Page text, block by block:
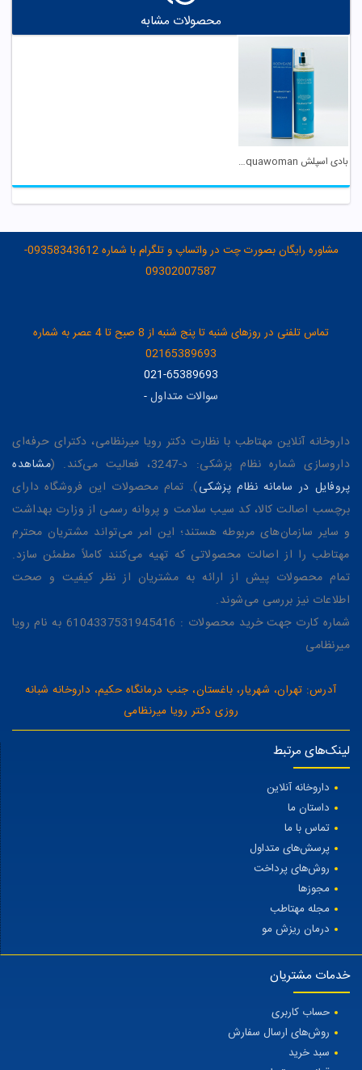
محصولات مشابه
بادی اسپلش Aquawoman بادی کر
مشاوره رایگان بصورت چت در واتساپ و تلگرام با شماره 09358343612-
09302007587
تماس تلفنی در روزهای شنبه تا پنج شنبه از 8 صبح تا 4 عصر به شماره
02165389693
021-65389693
سوالات متداول-
داروخانه آنلاین مهتاطب با نظارت دکتر رویا میرنظامی، دکترای حرفه‌ای
داروسازی شماره نظام پزشکی: د-3247، فعالیت می‌کند. (
مشاهده
پروفایل در سامانه نظام پزشکی). تمام محصولات این فروشگاه دارای
برچسب اصالت کالا، کد سیب سلامت و پروانه رسمی از وزارت بهداشت
و سایر سازمان‌های مربوطه هستند؛ این امر می‌تواند مشتریان محترم
مهتاطب را از اصالت محصولاتی که تهیه می‌کنند کاملاً مطمئن سازد.
تمام محصولات پیش از ارائه به مشتریان از نظر کیفیت و صحت
اطلاعات نیز بررسی می‌شوند.
شماره کارت جهت خرید محصولات : 6104337531945416 به نام رویا
میرنظامی
آدرس: تهران، شهریار، باغستان، جنب درمانگاه حکیم، داروخانه شبانه
روزی دکتر رویا میرنظامی
لینک‌های مرتبط
داروخانه آنلاین
داستان ما
تماس با ما
پرسش‌های متداول
روش‌های پرداخت
مجوزها
مجله مهتاطب
درمان ریزش مو
خدمات مشتریان
حساب کاربری
روش‌های ارسال سفارش
سبد خرید